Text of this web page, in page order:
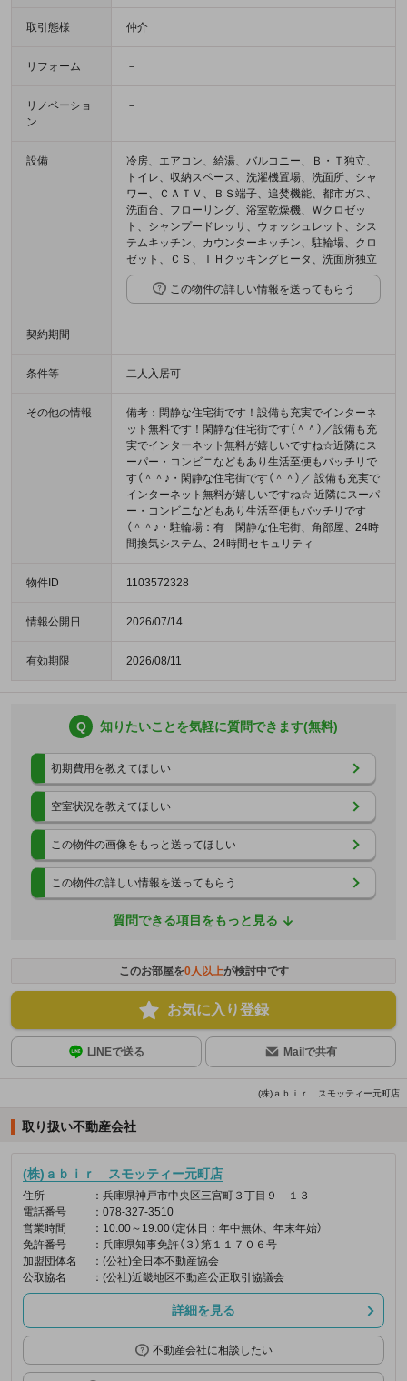
取引態様 仲介
リフォーム －
リノベーショ
ン
－
設備
冷房、エアコン、給湯、バルコニー、Ｂ・Ｔ独立、
トイレ、収納スペース、洗濯機置場、洗面所、シャ
ワー、ＣＡＴＶ、ＢＳ端子、追焚機能、都市ガス、
洗面台、フローリング、浴室乾燥機、Ｗクロゼッ
ト、シャンプードレッサ、ウォッシュレット、シス
テムキッチン、カウンターキッチン、駐輪場、クロ
ゼット、ＣＳ、ＩＨクッキングヒータ、洗面所独立
この物件の詳しい情報を送ってもらう
契約期間 －
条件等 二人入居可
その他の情報
備考：閑静な住宅街です！設備も充実でインターネ
ット無料です！閑静な住宅街です（＾＾）／設備も充
実でインターネット無料が嬉しいですね☆近隣にス
ーパー・コンビニなどもあり生活至便もバッチリで
す（＾＾♪・閑静な住宅街です（＾＾）／ 設備も充実で
インターネット無料が嬉しいですね☆ 近隣にスーパ
ー・コンビニなどもあり生活至便もバッチリです
（＾＾♪・駐輪場：有 閑静な住宅街、角部屋、24時
間換気システム、24時間セキュリティ
物件ID 1103572328
情報公開日 2026/07/14
有効期限 2026/08/11
Q 知りたいことを気軽に質問できます(無料)
初期費用を教えてほしい
空室状況を教えてほしい
この物件の画像をもっと送ってほしい
この物件の詳しい情報を送ってもらう
質問できる項目をもっと見る
このお部屋を0人以上が検討中です
お気に入り登録
LINEで送る Mailで共有
(株)ａｂｉｒ スモッティー元町店
取り扱い不動産会社
(株)ａｂｉｒ スモッティー元町店
住所
：兵庫県神戸市中央区三宮町３丁目９－１３
電話番号
：078-327-3510
営業時間
：10:00～19:00（定休日：年中無休、年末年始）
免許番号
：兵庫県知事免許（３）第１１７０６号
加盟団体名
：(公社)全日本不動産協会
公取協名
：(公社)近畿地区不動産公正取引協議会
詳細を見る
不動産会社に相談したい